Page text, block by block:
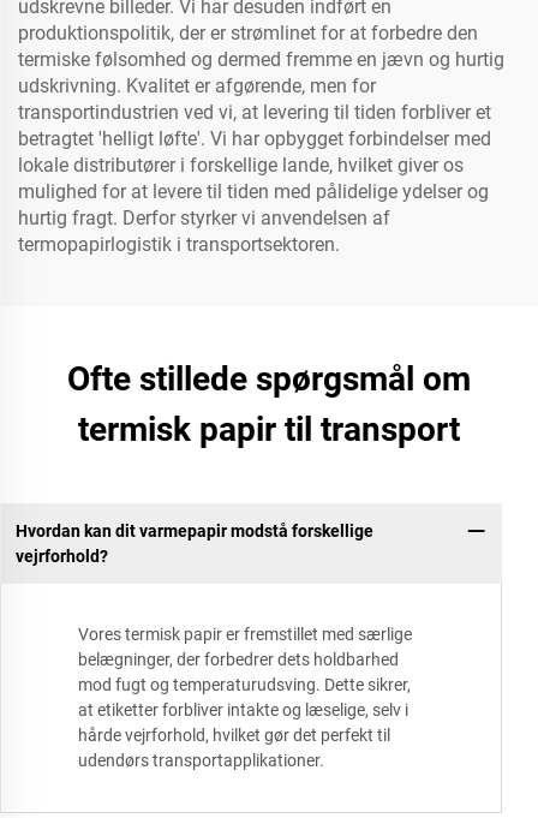
udskrevne billeder. Vi har desuden indført en
produktionspolitik, der er strømlinet for at forbedre den
termiske følsomhed og dermed fremme en jævn og hurtig
udskrivning. Kvalitet er afgørende, men for
transportindustrien ved vi, at levering til tiden forbliver et
betragtet 'helligt løfte'. Vi har opbygget forbindelser med
lokale distributører i forskellige lande, hvilket giver os
mulighed for at levere til tiden med pålidelige ydelser og
hurtig fragt. Derfor styrker vi anvendelsen af
termopapirlogistik i transportsektoren.
Ofte stillede spørgsmål om
termisk papir til transport
Hvordan kan dit varmepapir modstå forskellige
vejrforhold?
Vores termisk papir er fremstillet med særlige
belægninger, der forbedrer dets holdbarhed
mod fugt og temperaturudsving. Dette sikrer,
at etiketter forbliver intakte og læselige, selv i
hårde vejrforhold, hvilket gør det perfekt til
udendørs transportapplikationer.